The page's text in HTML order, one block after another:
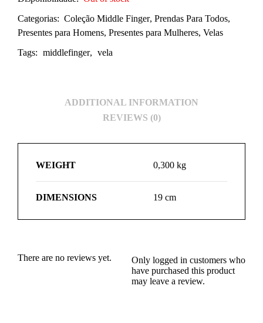
Categorias: Coleção Middle Finger, Prendas Para Todos,
Presentes para Homens, Presentes para Mulheres, Velas
Tags: middlefinger, vela
ADDITIONAL INFORMATION
REVIEWS (0)
WEIGHT 0,300 kg
DIMENSIONS 19 cm
There are no reviews yet.
Only logged in customers who
have purchased this product
may leave a review.